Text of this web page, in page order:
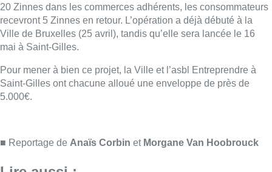
20 Zinnes dans les commerces adhérents, les consommateurs
recevront 5 Zinnes en retour. L’opération a déjà débuté à la
Ville de Bruxelles (25 avril), tandis qu’elle sera lancée le 16
mai à Saint-Gilles.
Pour mener à bien ce projet, la Ville et l’asbl Entreprendre à
Saint-Gilles ont chacune alloué une enveloppe de près de
5.000€.
■ Reportage de Anaïs Corbin et Morgane Van Hoobrouck